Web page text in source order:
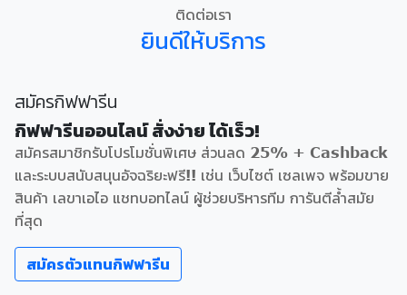
ติดต่อเรา
ยินดีให้บริการ
สมัครกิฟฟารีน
กิฟฟารีนออนไลน์ สั่งง่าย ได้เร็ว!
สมัครสมาชิกรับโปรโมชั่นพิเศษ ส่วนลด 25% + Cashback
และระบบสนับสนุนอัจฉริยะฟรี!! เช่น เว็บไซต์ เซลเพจ พร้อมขาย
สินค้า เลขาเอไอ แชทบอทไลน์ ผู้ช่วยบริหารทีม การันตีล้ำสมัย
ที่สุด
สมัครตัวแทนกิฟฟารีน